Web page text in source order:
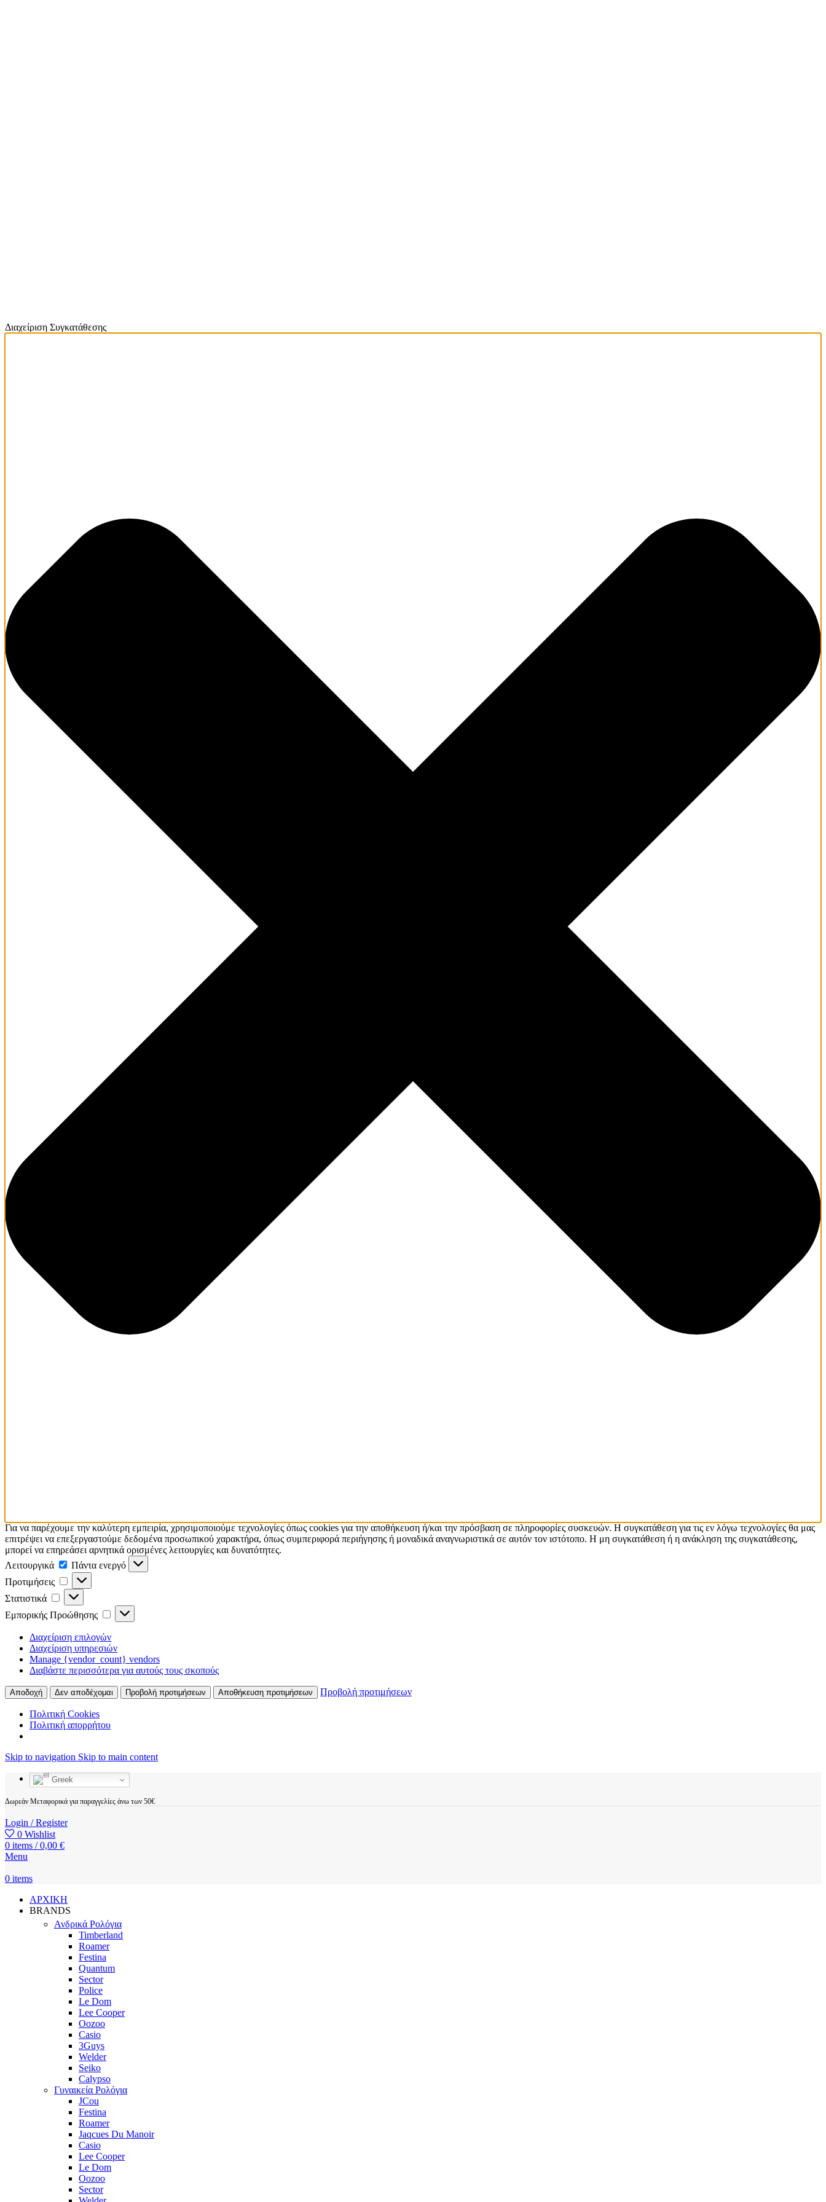
Διαχείριση Συγκατάθεσης
Για να παρέχουμε την καλύτερη εμπειρία, χρησιμοποιούμε τεχνολογίες όπως cookies για την αποθήκευση ή/και την πρόσβαση σε πληροφορίες συσκευών. Η συγκατάθεση για τις εν λόγω τεχνολογίες θα μας
επιτρέψει να επεξεργαστούμε δεδομένα προσωπικού χαρακτήρα, όπως συμπεριφορά περιήγησης ή μοναδικά αναγνωριστικά σε αυτόν τον ιστότοπο. Η μη συγκατάθεση ή η ανάκληση της συγκατάθεσης,
μπορεί να επηρεάσει αρνητικά ορισμένες λειτουργίες και δυνατότητες.
Λειτουργικά
Πάντα ενεργό
Προτιμήσεις
Στατιστικά
Εμπορικής Προώθησης
Διαχείριση επιλογών
Διαχείριση υπηρεσιών
Manage {vendor_count} vendors
Διαβάστε περισσότερα για αυτούς τους σκοπούς
Αποδοχή Δεν αποδέχομαι Προβολή προτιμήσεων Αποθήκευση προτιμήσεων Προβολή προτιμήσεων
Πολιτική Cookies
Πολιτική απορρήτου
Skip to navigation Skip to main content
Greek
Δωρεάν Μεταφορικά για παραγγελίες άνω των 50€
Login / Register
0 Wishlist
0 items / 0,00 €
Menu
0 items
ΑΡΧΙΚΗ
BRANDS
Ανδρικά Ρολόγια
Timberland
Roamer
Festina
Quantum
Sector
Police
Le Dom
Lee Cooper
Oozoo
Casio
3Guys
Welder
Seiko
Calypso
Γυναικεία Ρολόγια
JCou
Festina
Roamer
Jaqcues Du Manoir
Casio
Lee Cooper
Le Dom
Oozoo
Sector